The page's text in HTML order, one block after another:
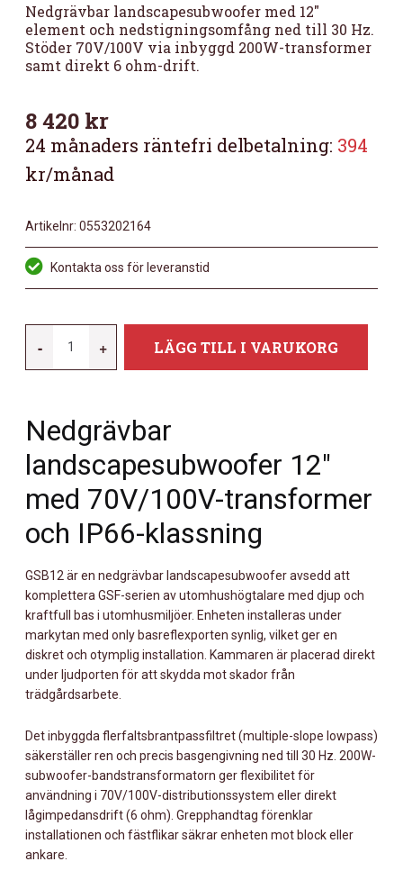
Nedgrävbar landscapesubwoofer med 12″
element och nedstigningsomfång ned till 30 Hz.
Stöder 70V/100V via inbyggd 200W-transformer
samt direkt 6 ohm-drift.
8 420 kr
24 månaders räntefri delbetalning: 394
kr/månad
Artikelnr: 0553202164
Kontakta oss för leveranstid
-
12"
MARKEN
SUB,
MÄNGD
+ LÄGG TILL I VARUKORG
Nedgrävbar
landscapesubwoofer 12″
med 70V/100V-transformer
och IP66-klassning
GSB12 är en nedgrävbar landscapesubwoofer avsedd att
komplettera GSF-serien av utomhushögtalare med djup och
kraftfull bas i utomhusmiljöer. Enheten installeras under
markytan med only basreflexporten synlig, vilket ger en
diskret och otymplig installation. Kammaren är placerad direkt
under ljudporten för att skydda mot skador från
trädgårdsarbete.
Det inbyggda flerfaltsbrantpassfiltret (multiple-slope lowpass)
säkerställer ren och precis basgengivning ned till 30 Hz. 200W-
subwoofer-bandstransformatorn ger flexibilitet för
användning i 70V/100V-distributionssystem eller direkt
lågimpedansdrift (6 ohm). Grepphandtag förenklar
installationen och fästflikar säkrar enheten mot block eller
ankare.